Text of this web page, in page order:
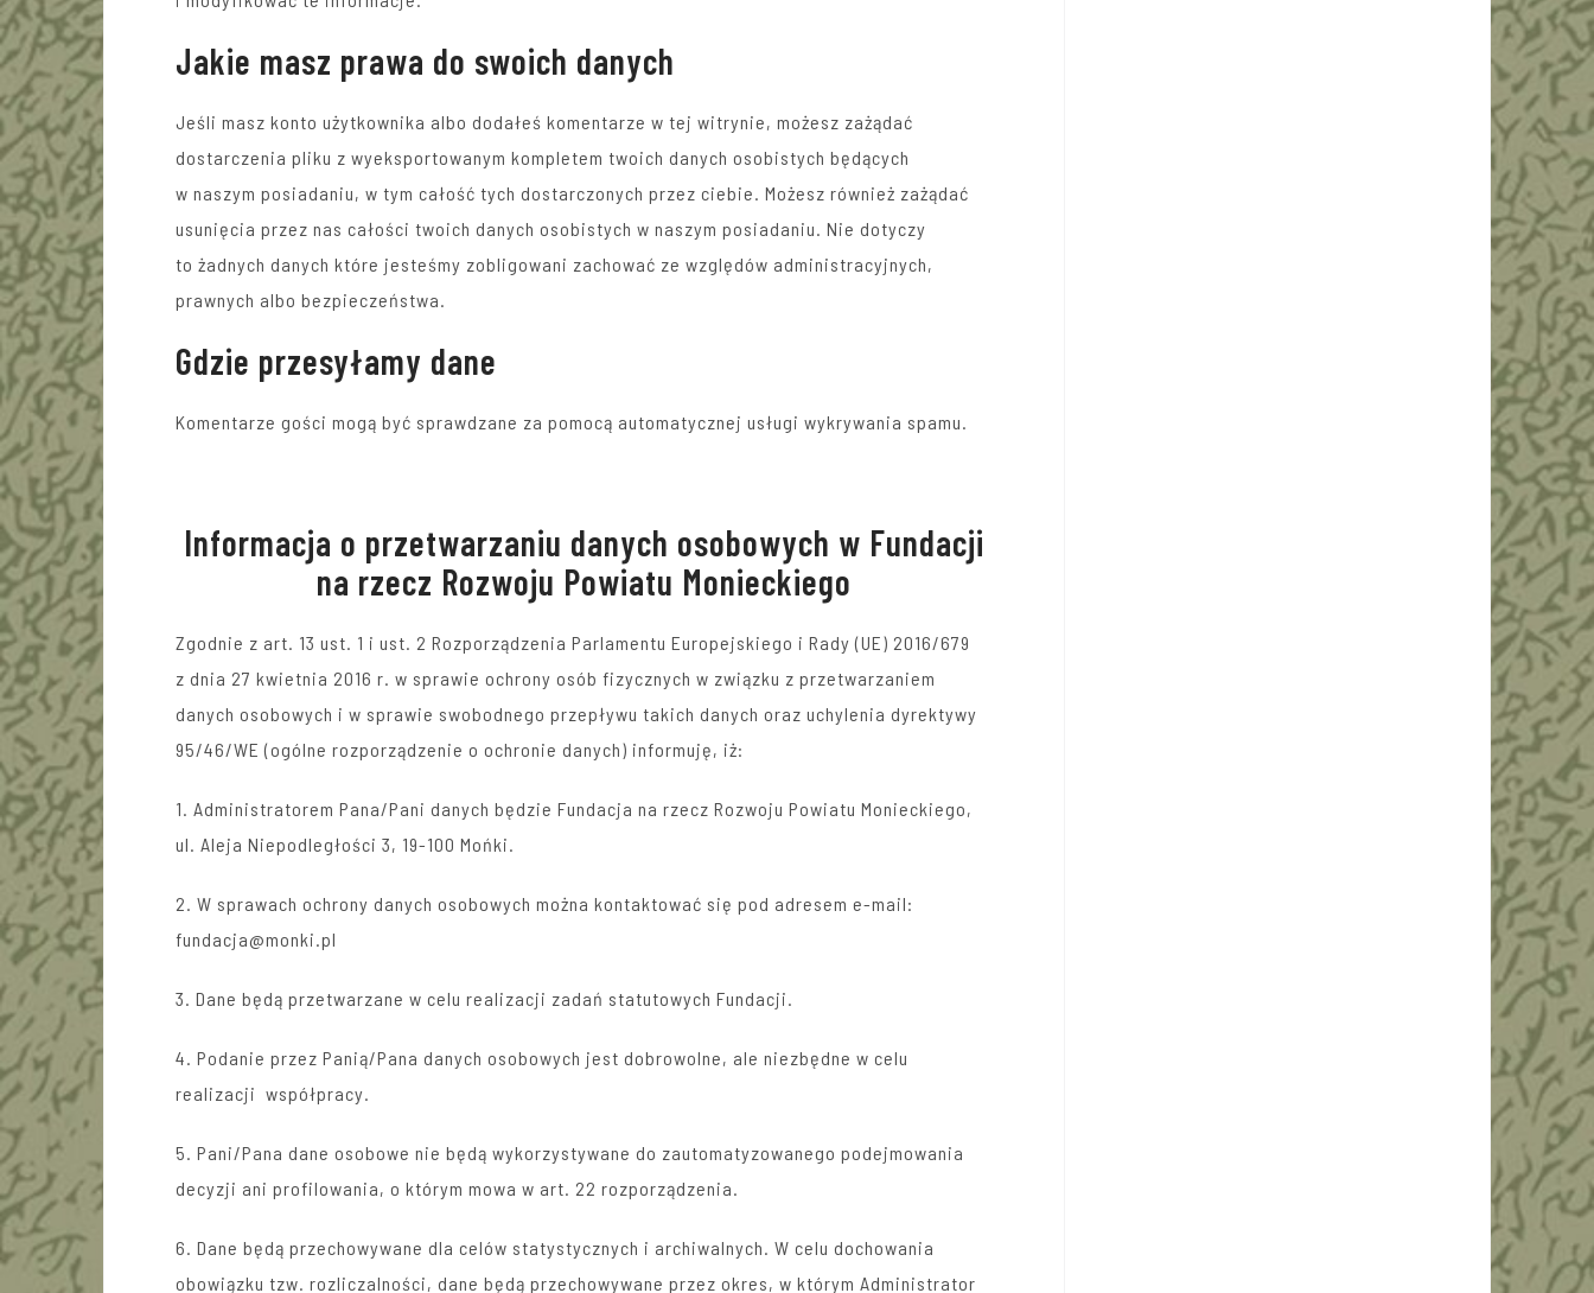
Jakie masz prawa do swoich danych
Jeśli masz konto użytkownika albo dodałeś komentarze w tej witrynie, możesz zażądać
dostarczenia pliku z wyeksportowanym kompletem twoich danych osobistych będących
w naszym posiadaniu, w tym całość tych dostarczonych przez ciebie. Możesz również zażądać
usunięcia przez nas całości twoich danych osobistych w naszym posiadaniu. Nie dotyczy
to żadnych danych które jesteśmy zobligowani zachować ze względów administracyjnych,
prawnych albo bezpieczeństwa.
Gdzie przesyłamy dane
Komentarze gości mogą być sprawdzane za pomocą automatycznej usługi wykrywania spamu.
Informacja o przetwarzaniu danych osobowych w Fundacji
na rzecz Rozwoju Powiatu Monieckiego
Zgodnie z art. 13 ust. 1 i ust. 2 Rozporządzenia Parlamentu Europejskiego i Rady (UE) 2016/679
z dnia 27 kwietnia 2016 r. w sprawie ochrony osób fizycznych w związku z przetwarzaniem
danych osobowych i w sprawie swobodnego przepływu takich danych oraz uchylenia dyrektywy
95/46/WE (ogólne rozporządzenie o ochronie danych) informuję, iż:
1. Administratorem Pana/Pani danych będzie Fundacja na rzecz Rozwoju Powiatu Monieckiego,
ul. Aleja Niepodległości 3, 19-100 Mońki.
2. W sprawach ochrony danych osobowych można kontaktować się pod adresem e-mail:
fundacja@monki.pl
3. Dane będą przetwarzane w celu realizacji zadań statutowych Fundacji.
4. Podanie przez Panią/Pana danych osobowych jest dobrowolne, ale niezbędne w celu
realizacji współpracy.
5. Pani/Pana dane osobowe nie będą wykorzystywane do zautomatyzowanego podejmowania
decyzji ani profilowania, o którym mowa w art. 22 rozporządzenia.
6. Dane będą przechowywane dla celów statystycznych i archiwalnych. W celu dochowania
obowiązku tzw. rozliczalności, dane będą przechowywane przez okres, w którym Administrator